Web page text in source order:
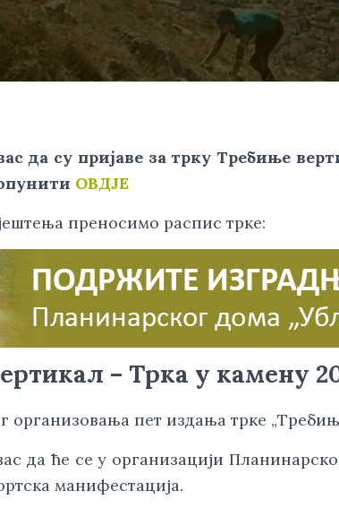
да су пријаве за трку Требиње
ОВДЈЕ
преносимо распис трке:
– Трка у камену
организовања пет издања трке
да ће се у организацији
манифестација.